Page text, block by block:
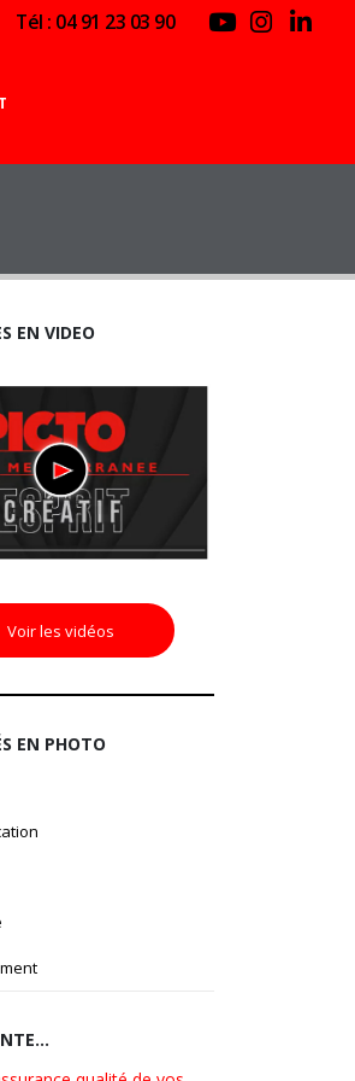
Tél : 04 91 23 03 90
EN VIDEO
Voir les vidéos
EN PHOTO